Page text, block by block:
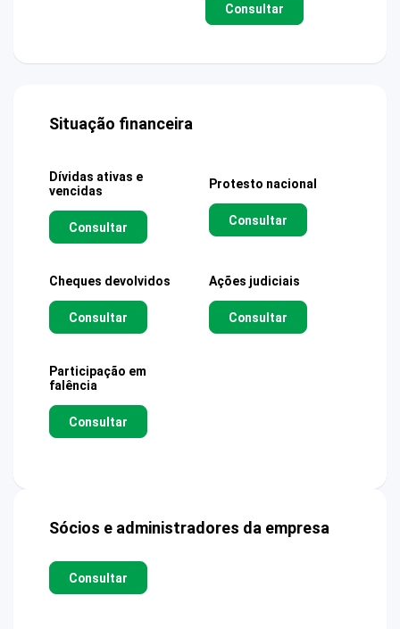
Consultar
Situação financeira
Dívidas ativas e
vencidas
Consultar
Protesto nacional
Consultar
Cheques devolvidos
Consultar
Ações judiciais
Consultar
Participação em
falência
Consultar
Sócios e administradores da empresa
Consultar